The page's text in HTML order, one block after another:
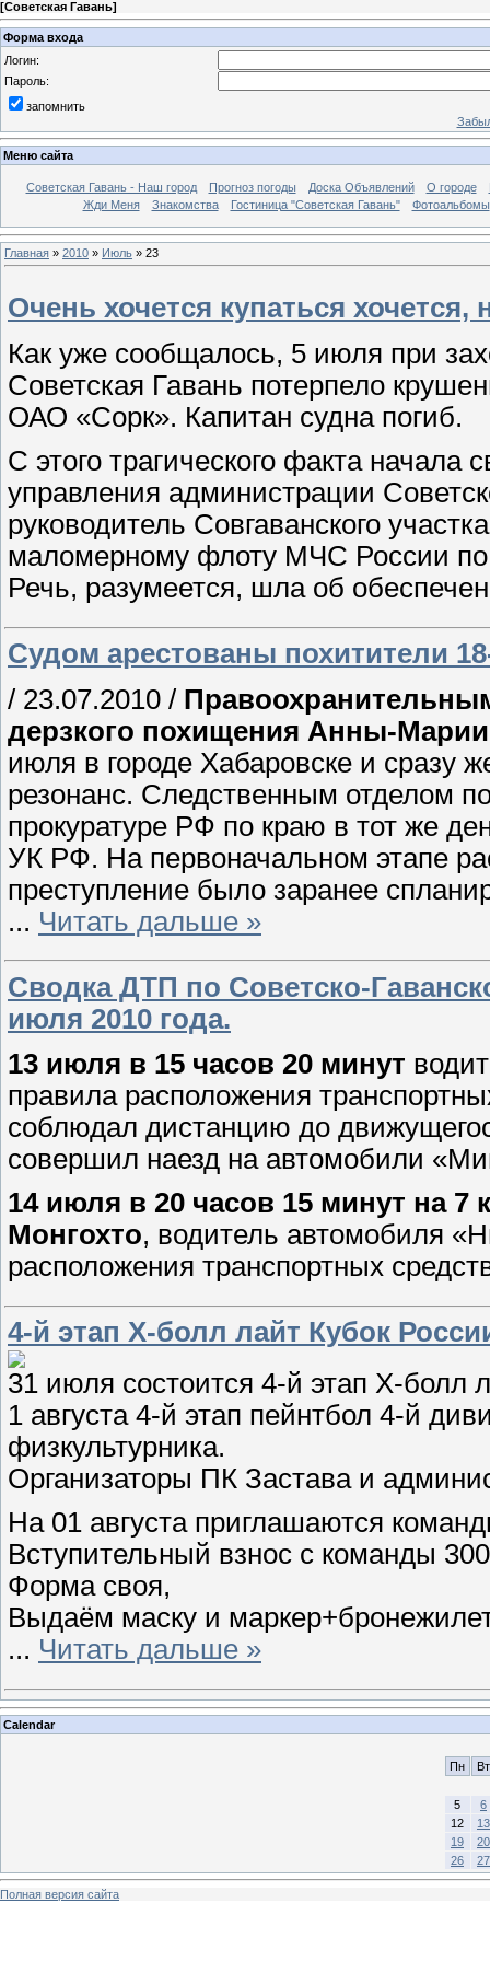
[Советская Гавань]
Форма входа
Логин:
Пароль:
запомнить
Меню сайта
Советская Гавань - Наш город Прогноз погоды Доска Объявлений О городе
Жди Меня
Знакомства Гостиница "Советская Гавань" Фотоальбомы
Главная » 2010 » Июль » 23
Очень хочется купаться
Как уже сообщалось, 5 июля при
Советская Гавань потерпело
ОАО «Сорк». Капитан судна погиб.
С этого трагического факта
управления администрации
руководитель Совгаванского
маломерному флоту МЧС России по
Речь, разумеется, шла об
Судом арестованы похитители
/ 23.07.2010 /
дерзкого похищения Анны-
июля в городе Хабаровске и сразу
резонанс. Следственным отделом
прокуратуре РФ по краю в тот же
УК РФ. На первоначальном этапе
преступление было заранее
... Читать дальше »
Сводка ДТП по Советско-
июля 2010 года.
13 июля в 15 часов 20 минут
правила расположения
соблюдал дистанцию до
совершил наезд на автомобили
14 июля в 20 часов 15 минут на 7
Монгохто, водитель автомобиля
расположения транспортных
4-й этап Х-болл лайт Кубок
31 июля состоится 4-й этап Х-болл
1 августа 4-й этап пейнтбол 4-й
физкультурника.
Организаторы ПК Застава и
На 01 августа приглашаются
Вступительный взнос с команды
Форма своя,
Выдаём маску и
... Читать дальше »
Calendar
Пн Вт
5
6
12
13
19
20
26
27
Полная версия сайта